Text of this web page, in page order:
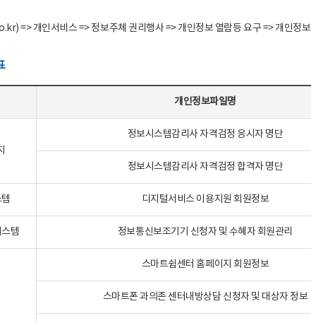
=> 개인서비스 => 정보주체 권리행사 => 개인정보 열람등 요구 => 개인정
개인정보파일명
정보시스템감리사 자격검정 응시자 명단
정보시스템감리사 자격검정 합격자 명단
디지털서비스 이용지원 회원정보
템 정보통신보조기기 신청자 및 수혜자 회원관리
스마트쉼센터 홈페이지 회원정보
스마트폰 과의존 센터내방상담 신청자 및 대상자 정보